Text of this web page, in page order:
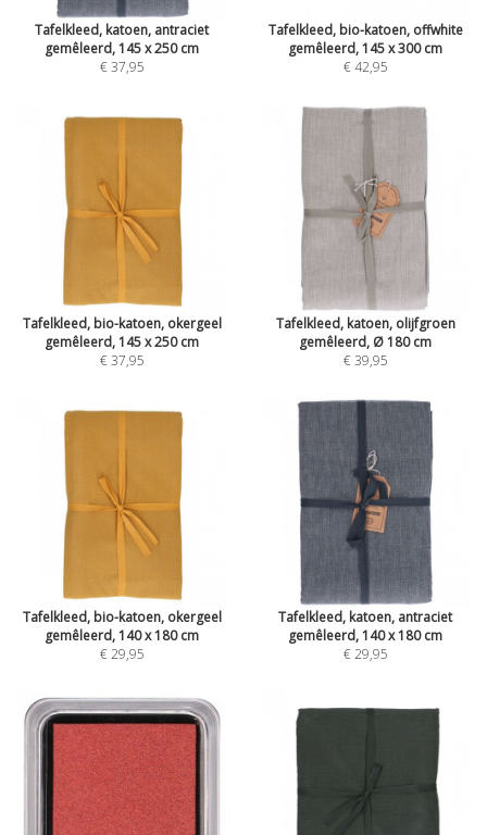
Tafelkleed, katoen, antraciet
gemêleerd, 145 x 250 cm
€ 37,95
Tafelkleed, bio-katoen, offwhite
gemêleerd, 145 x 300 cm
€ 42,95
Tafelkleed, bio-katoen, okergeel
gemêleerd, 145 x 250 cm
€ 37,95
Tafelkleed, katoen, olijfgroen
gemêleerd, Ø 180 cm
€ 39,95
Tafelkleed, bio-katoen, okergeel
gemêleerd, 140 x 180 cm
€ 29,95
Tafelkleed, katoen, antraciet
gemêleerd, 140 x 180 cm
€ 29,95